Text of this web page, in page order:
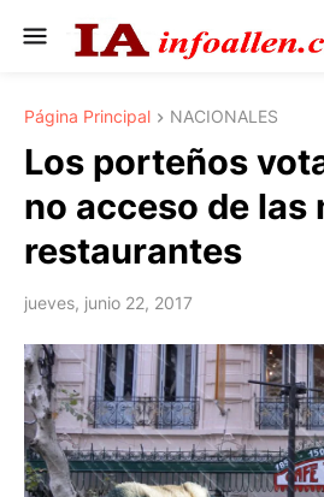
Página Principal NACIONALES
Los porteños
no acceso de las
restaurantes
jueves, junio 22, 2017